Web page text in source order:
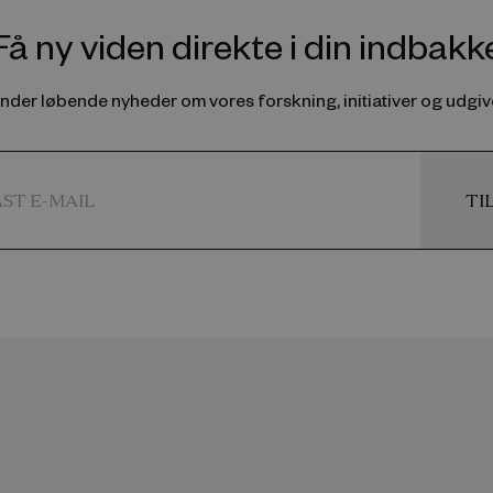
ny viden direkte i din
løbende nyheder om vores forskning, initiativer og